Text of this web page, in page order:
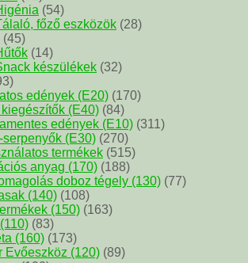
(54)
főző eszközök (28)
(45)
(14)
készülékek (32)
edények (E20) (170)
(E40) (84)
edények (E10) (311)
serpenyők (E30) (270)
termékek (515)
anyag (170) (188)
doboz tégely (130) (77)
(140) (108)
(150) (163)
(83)
(160) (173)
Evőeszköz (120) (89)